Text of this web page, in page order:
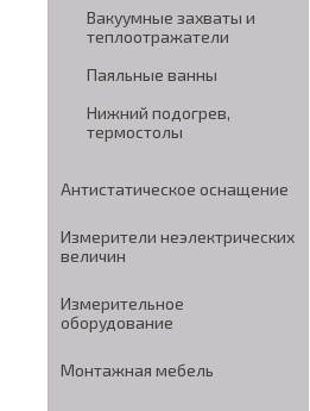
Вакуумные захваты и
теплоотражатели
Паяльные ванны
Нижний подогрев,
термостолы
Антистатическое оснащение
Измерители неэлектрических
величин
Измерительное
оборудование
Монтажная мебель